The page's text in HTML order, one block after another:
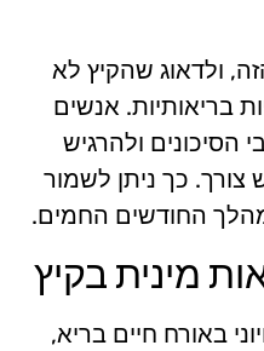
ולדאוג שהקיץ לא
בריאותיות. אנשים
הסיכונים ולהרגיש
צורך. כך ניתן לשמור
החודשים החמים.
מינית בקיץ
באורח חיים בריא,